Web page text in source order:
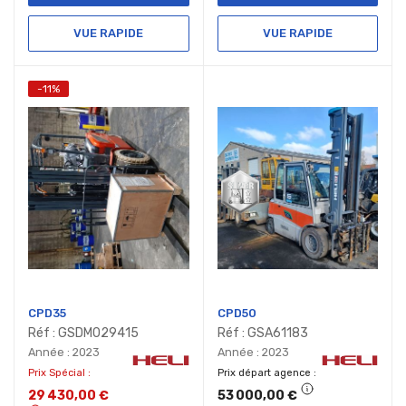
VUE RAPIDE VUE RAPIDE
-11%
CPD35
Réf : GSDM029415
Année : 2023
Prix Spécial
29 430,00 €
CPD50
Réf : GSA61183
Année : 2023
Prix départ agence
53 000,00 €